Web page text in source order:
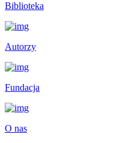
Biblioteka
Autorzy
Fundacja
O nas